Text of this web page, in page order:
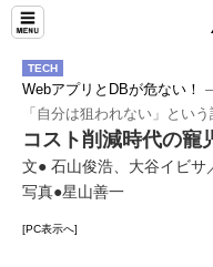
TECH
WebアプリとDBが危ない！
「自分は狙われない」とい
コスト削減時代の寵
文● 石山俊浩、大谷イビサ
写真●星山善一
[PC表示へ]